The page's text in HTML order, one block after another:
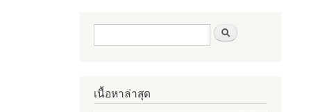
ฟอร์มค้นหา
เนื้อหาล่าสุด